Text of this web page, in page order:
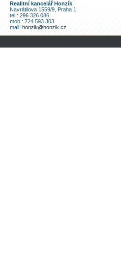
Realitní kancelář Honzík
Navrátilova 1559/9, Praha 1
tel.: 296 326 086
mob.: 724 593 303
mail: honzik@honzik.cz